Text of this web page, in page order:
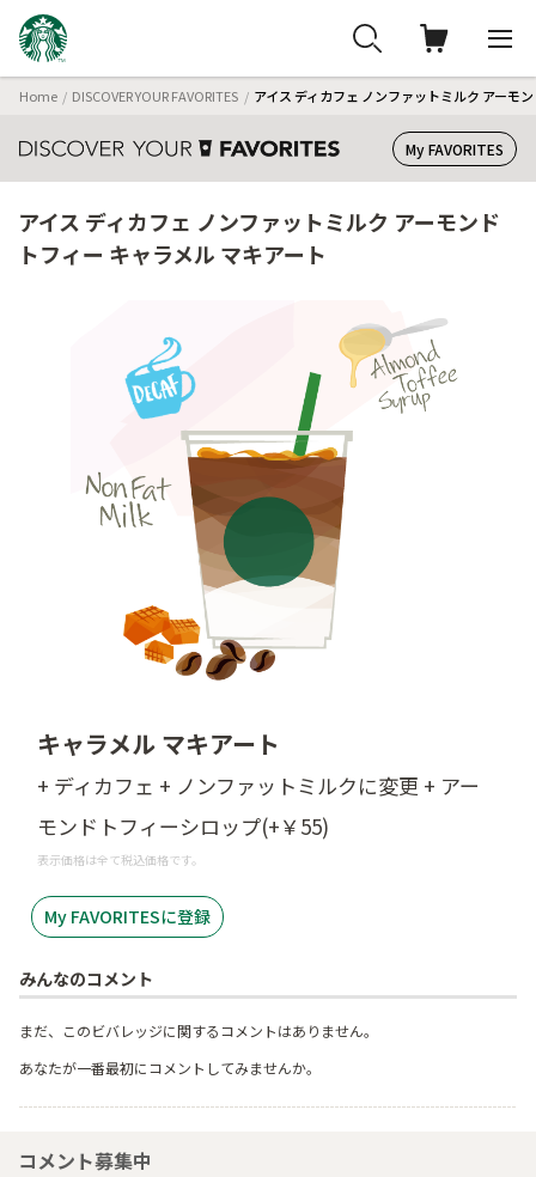
Home DISCOVER YOUR FAVORITES アイス ディカフェ ノンファットミルク アーモ
My FAVORITES
アイス ディカフェ ノンファットミルク アーモンド
トフィー キャラメル マキアート
キャラメル マキアート
+ ディカフェ + ノンファットミルクに変更 + アー
モンドトフィーシロップ(+￥55)
表示価格は全て税込価格です。
My FAVORITESに登録
みんなのコメント
まだ、このビバレッジに関するコメントはありません。
あなたが一番最初にコメントしてみませんか。
コメント募集中